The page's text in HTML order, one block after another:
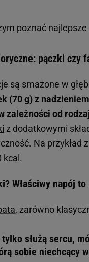
poznać najlepsze
pączki czy
są smażone w
(70 g) z
zależności od
z dodatkowymi
Na przykład
kcal.
Właściwy napój
, zarówno
służą sercu,
sobie niechcący